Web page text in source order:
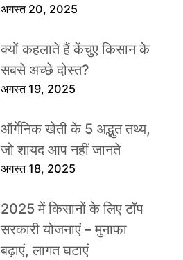
अगस्त 20, 2025
क्यों कहलाते हैं केंचुए किसान के
सबसे अच्छे दोस्त?
अगस्त 19, 2025
ऑर्गेनिक खेती के 5 अद्भुत तथ्य,
जो शायद आप नहीं जानते
अगस्त 18, 2025
2025 में किसानों के लिए टॉप
सरकारी योजनाएं – मुनाफा
बढ़ाएं, लागत घटाएं